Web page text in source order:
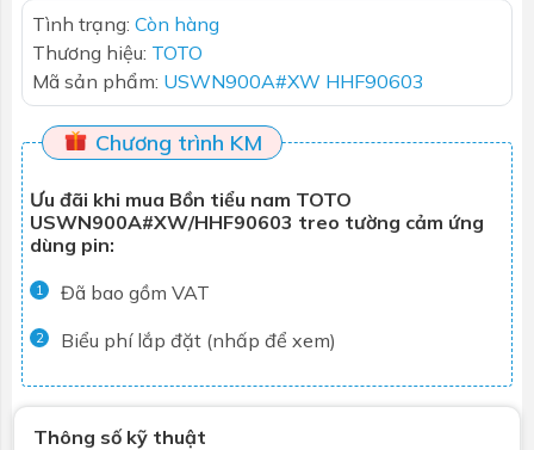
Tình trạng: Còn hàng
Thương hiệu: TOTO
Mã sản phẩm: USWN900A#XW HHF90603
Chương trình KM
Ưu đãi khi mua Bồn tiểu nam TOTO
USWN900A#XW/HHF90603 treo tường cảm ứng
dùng pin:
1 Đã bao gồm VAT
2 Biểu phí lắp đặt (nhấp để xem)
Thông số kỹ thuật